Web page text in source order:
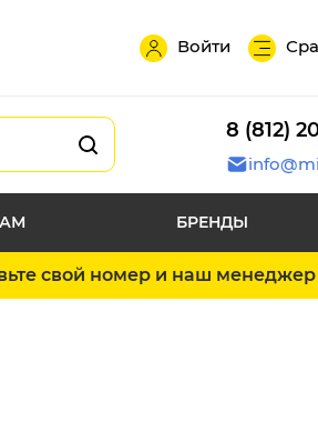
Войти
8 (812)
БРЕНДЫ
свой номер и наш